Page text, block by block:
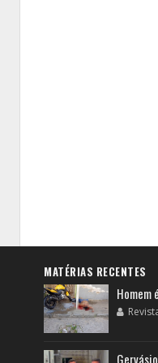
MATÉRIAS RECENTES
Homem